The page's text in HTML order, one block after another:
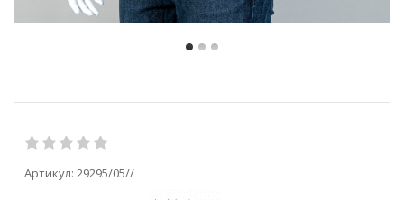
Артикул: 29295/05//